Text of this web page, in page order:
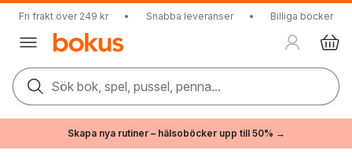
Fri frakt över 249 kr • Snabba leveranser • Billiga böcker
Sök bok, spel, pussel, penna...
Skapa nya rutiner – hälsoböcker upp till 50% →